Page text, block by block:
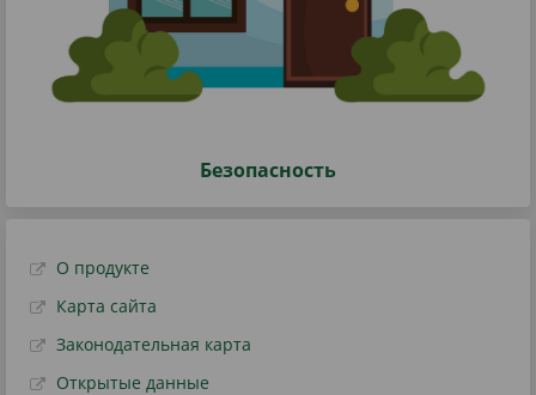
Безопасность
О продукте
Карта сайта
Законодательная карта
Открытые данные